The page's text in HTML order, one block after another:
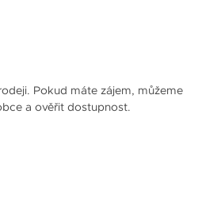
Pokud máte zájem, můžeme
a ověřit dostupnost.